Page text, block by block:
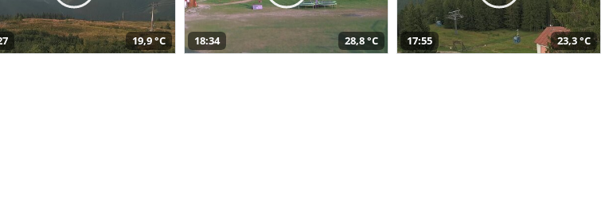
19,9 °C 18:34 28,8 °C 17:55 23,3 °C